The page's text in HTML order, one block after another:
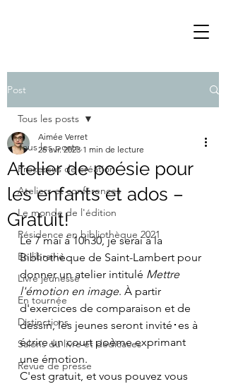
Post
Tous les posts
Processus de création
Ateliers et conférences
Le monde de l'édition
Résidence en bibliothèque 2021
En librairie
Livre jeunesse
En tournée
Distinctions
Salons du livre et dédicaces
Revue de presse
Tous les posts
Atelier de poésie pour
les enfants et ados –
Gratuit!
Aimée Verret
26 avr. 2023 1 min de lecture
Le 7 mai à 10h30, je serai à la
Bibliothèque de Saint-Lambert pour
donner un atelier intitulé Mettre
l'émotion en image. À partir
d'exercices de comparaison et de
dessin, les jeunes seront invité･es à
écrire un court poème exprimant
une émotion.
C'est gratuit, et vous pouvez vous